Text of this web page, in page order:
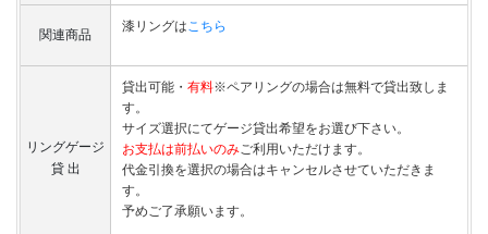
関連商品 漆リングは こちら
リングゲージ
貸 出
貸出可能・ 有料※ペアリングの場合は無料で貸出致しま
す。
サイズ選択にてゲージ貸出希望をお選び下さい。
お支払は前払いのみご利用いただけます。
代金引換を選択の場合はキャンセルさせていただきま
す。
予めご了承願います。